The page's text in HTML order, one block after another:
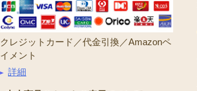
クレジットカード／代金引換／Amazonペ
イメント
詳細